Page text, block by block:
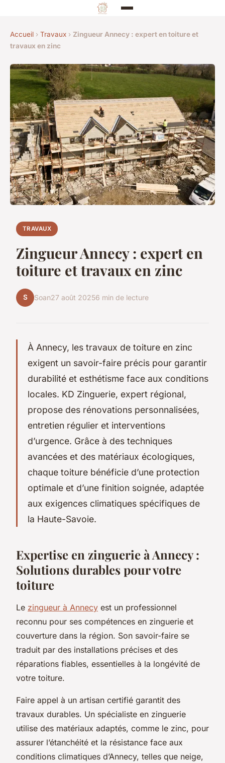
Accueil › Travaux › Zingueur Annecy : expert en toiture et
travaux en zinc
TRAVAUX
Zingueur Annecy : expert en
toiture et travaux en zinc
S Soan27 août 20256 min de lecture
À Annecy, les travaux de toiture en zinc
exigent un savoir-faire précis pour garantir
durabilité et esthétisme face aux conditions
locales. KD Zinguerie, expert régional,
propose des rénovations personnalisées,
entretien régulier et interventions
d’urgence. Grâce à des techniques
avancées et des matériaux écologiques,
chaque toiture bénéficie d’une protection
optimale et d’une finition soignée, adaptée
aux exigences climatiques spécifiques de
la Haute-Savoie.
Expertise en zinguerie à Annecy :
Solutions durables pour votre
toiture
Le zingueur à Annecy est un professionnel
reconnu pour ses compétences en zinguerie et
couverture dans la région. Son savoir-faire se
traduit par des installations précises et des
réparations fiables, essentielles à la longévité de
votre toiture.
Faire appel à un artisan certifié garantit des
travaux durables. Un spécialiste en zinguerie
utilise des matériaux adaptés, comme le zinc, pour
assurer l’étanchéité et la résistance face aux
conditions climatiques d’Annecy, telles que neige,